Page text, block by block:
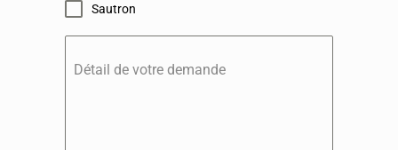
Sautron
Détail de votre demande